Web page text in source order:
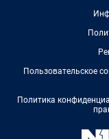
Пользовательское
Политика